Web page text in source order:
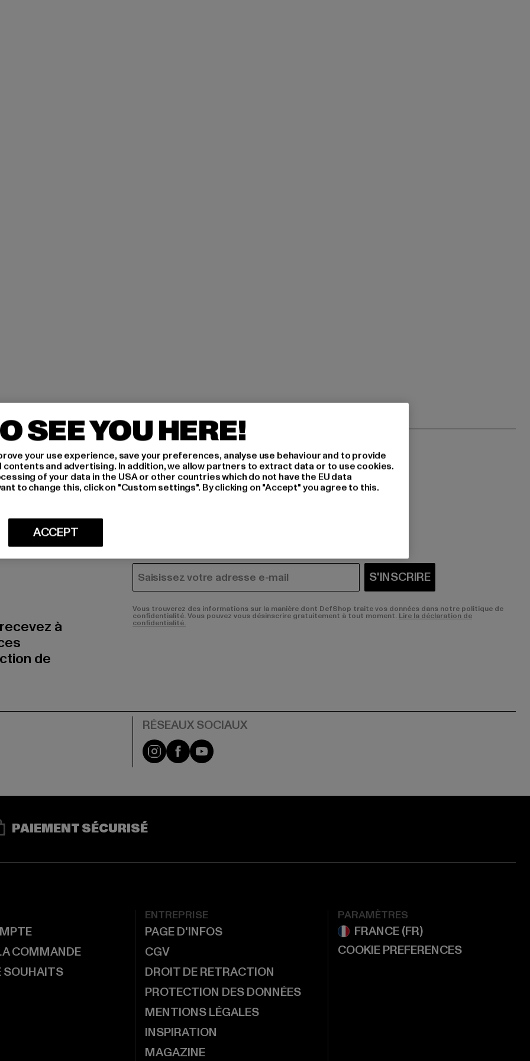
à
de
COURRIEL S'INSCRIRE
Vous trouverez des informations sur la manière dont DefShop traite vos données dans notre politique de
confidentialité. Vous pouvez vous désinscrire gratuitement à tout moment. Lire la déclaration de
confidentialité.
Visit our Instagram page:
Visit our Facebook page:
Visit our YouTube channel:
PAIEMENT SÉCURISÉ
COMMANDE
SOUHAITS
ENTREPRISE
PAGE D'INFOS
CGV
DROIT DE RETRACTION
PROTECTION DES DONNÉES
MENTIONS LÉGALES
INSPIRATION
MAGAZINE
PARAMÈTRES
COOKIE PREFERENCES
SEE YOU HERE!
your use experience, save your preferences, analyse use behaviour and to provide
and advertising. In addition, we allow partners to extract data or to use cookies.
of your data in the USA or other countries which do not have the EU data
to change this, click on "Custom settings". By clicking on "Accept" you agree to this.
ACCEPT